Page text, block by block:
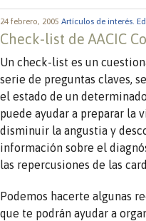
24 febrero, 2005 Artículos de interés.
Check-list de AACIC
Un check-list es un
serie de preguntas claves,
el estado de un
puede ayudar a preparar la
disminuir la angustia y
información sobre el
las repercusiones de las
Podemos hacerte algunas
que te podrán ayudar a